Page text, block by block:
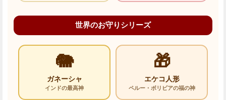
世界のお守りシリーズ
🐘
ガネーシャ
インドの最高神
🎁
エケコ人形
ペルー・ボリビアの福の神